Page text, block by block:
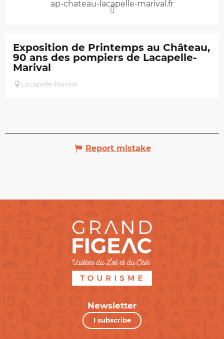
ap-chateau-lacapelle-marival.fr
Exposition de Printemps au Château,
90 ans des pompiers de Lacapelle-
Marival
Lacapelle-Marival
Report mistake
Newsletter
I subscribe